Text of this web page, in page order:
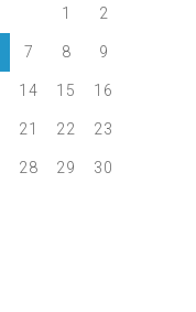
1 2
7 8 9
14 15 16
21 22 23
28 29 30